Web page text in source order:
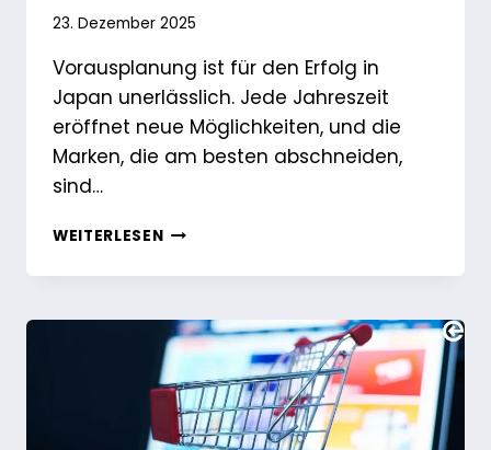
23. Dezember 2025
Vorausplanung ist für den Erfolg in
Japan unerlässlich. Jede Jahreszeit
eröffnet neue Möglichkeiten, und die
Marken, die am besten abschneiden,
sind…
WEITERLESENJAPAN-
2026:
B2B-
UND
B2C-
STRATEGIEN
FÜR
WACHSTUM